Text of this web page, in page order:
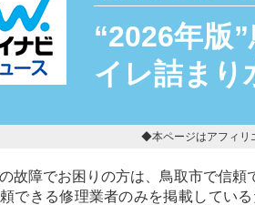
“2026年版
イレ詰まり
◆本ページはアフィリ
故障でお困りの方は、鳥取市で信
できる修理業者のみを掲載してい